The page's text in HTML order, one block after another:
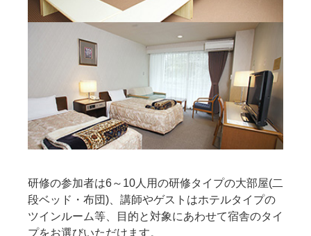
研修の参加者は6～10人用の研修タイプの大部屋(二
段ベッド・布団)、講師やゲストはホテルタイプの
ツインルーム等、目的と対象にあわせて宿舎のタイ
プをお選びいただけます。